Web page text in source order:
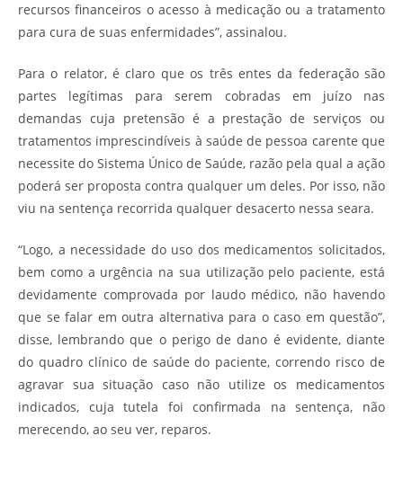
recursos financeiros o acesso à medicação ou a tratamento
para cura de suas enfermidades”, assinalou.
Para o relator, é claro que os três entes da federação são
partes legítimas para serem cobradas em juízo nas
demandas cuja pretensão é a prestação de serviços ou
tratamentos imprescindíveis à saúde de pessoa carente que
necessite do Sistema Único de Saúde, razão pela qual a ação
poderá ser proposta contra qualquer um deles. Por isso, não
viu na sentença recorrida qualquer desacerto nessa seara.
“Logo, a necessidade do uso dos medicamentos solicitados,
bem como a urgência na sua utilização pelo paciente, está
devidamente comprovada por laudo médico, não havendo
que se falar em outra alternativa para o caso em questão”,
disse, lembrando que o perigo de dano é evidente, diante
do quadro clínico de saúde do paciente, correndo risco de
agravar sua situação caso não utilize os medicamentos
indicados, cuja tutela foi confirmada na sentença, não
merecendo, ao seu ver, reparos.